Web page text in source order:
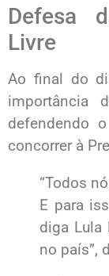
Defesa
Livre
Ao final do
importância
defendendo
concorrer à
“Todos
E para
diga Lula
no país”,